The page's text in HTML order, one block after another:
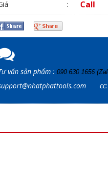
: Call
vấn sản phẩm : 090 630 1656